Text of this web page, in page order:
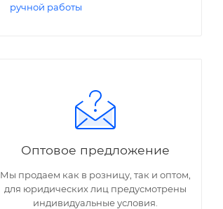
ручной работы
Оптовое предложение
Мы продаем как в розницу, так и оптом,
для юридических лиц предусмотрены
индивидуальные условия.